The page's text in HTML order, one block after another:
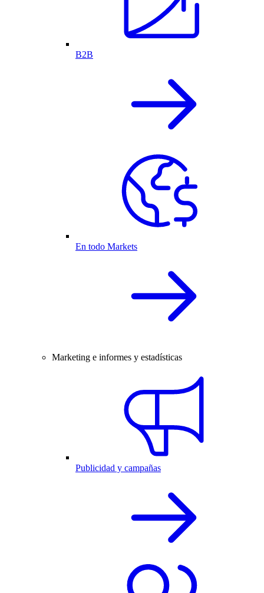
B2B
En todo Markets
Marketing e informes y estadísticas
Publicidad y campañas